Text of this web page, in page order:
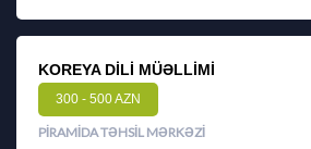
KOREYA DILI MÜƏLLIMI
300 - 500 AZN
PIRAMIDA TƏHSIL MƏRKƏZI